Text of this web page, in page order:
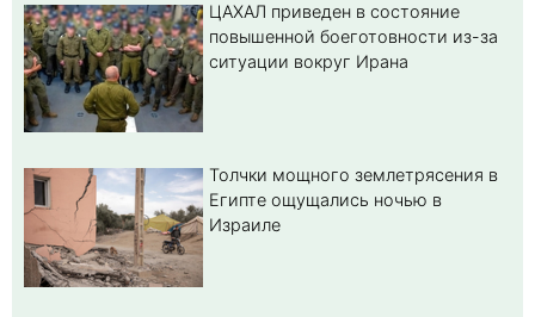
ЦАХАЛ приведен в состояние
повышенной боеготовности из-за
ситуации вокруг Ирана
Толчки мощного землетрясения в
Египте ощущались ночью в
Израиле